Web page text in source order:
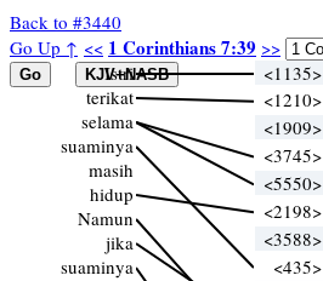
Back to #3440
Go Up ↑ << 1 Corinthians 7:39 >>
Istri
terikat
selama
suaminya
masih
hidup
Namun
jika
suaminya
<1135>
<1210>
<1909>
<3745>
<5550>
<2198>
<3588>
<435>